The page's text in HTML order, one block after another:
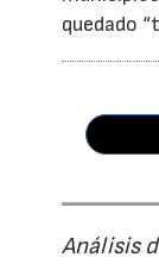
quedado
Análisis